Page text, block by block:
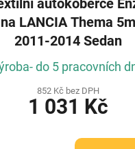
autokoberce
na LANCIA Thema 5m
2011-2014 Sedan
do 5 pracovních
852 Kč bez DPH
1 031 Kč